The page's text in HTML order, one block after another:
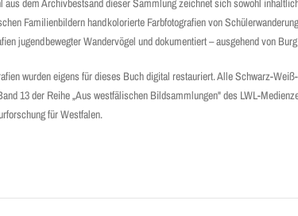
aus dem Archivbestsand dieser Sammlung zeichnet sich sowohl
Familienbildern handkolorierte Farbfotografien von
jugendbewegter Wandervögel und dokumentiert – ausgehend von
wurden eigens für dieses Buch digital restauriert. Alle Schwarz-
13 der Reihe „Aus westfälischen Bildsammlungen" des LWL-
für Westfalen.